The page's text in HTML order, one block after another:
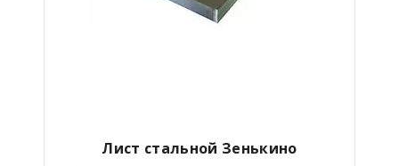
Лист стальной Зенькино